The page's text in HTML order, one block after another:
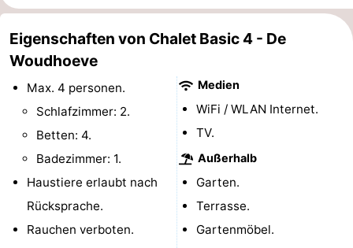
duinreservaat
Wijk
Zee
-
Natur
Zuid-
Kennermerland
Amsterdam
Haarlem
Zandvoort
Südholland
Eigenschaften von Chalet Basic 4 - De
Woudhoeve
Max. 4 personen.
Schlafzimmer: 2.
Betten: 4.
Badezimmer: 1.
Haustiere erlaubt nach
Rücksprache.
Rauchen verboten.
Medien
WiFi / WLAN Internet.
TV.
Außerhalb
Garten.
Terrasse.
Gartenmöbel.